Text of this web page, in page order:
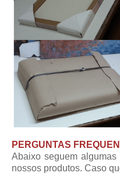
PERGUNTAS
Abaixo seguem
nossos produtos. Caso